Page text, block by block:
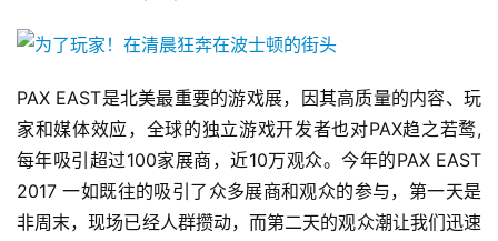
PAX EAST是北美最重要的游戏展，因其高质量的内容、玩
家和媒体效应，全球的独立游戏开发者也对PAX趋之若鹜,
每年吸引超过100家展商，近10万观众。今年的PAX EAST
2017 一如既往的吸引了众多展商和观众的参与，第一天是
非周末，现场已经人群攒动，而第二天的观众潮让我们迅速